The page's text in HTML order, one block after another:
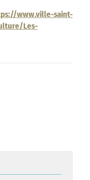
www.ville-saint-
Les-